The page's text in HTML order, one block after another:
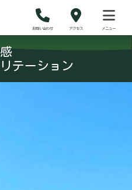
お問い合わせ アクセス メニュー
テーション